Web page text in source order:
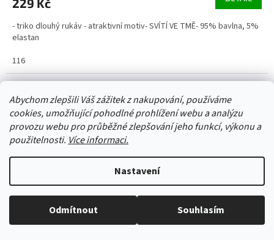
Abychom zlepšili Váš zážitek z nakupování, používáme
cookies, umožňující pohodlné prohlížení webu a analýzu
provozu webu pro průběžné zlepšování jeho funkcí, výkonu a
použitelnosti. Více informaci.
Nastavení
Odmítnout Souhlasím
229 Kč
- triko dlouhý rukáv - atraktivní motiv- SVÍTÍ VE TMĚ- 95% bavlna, 5%
elastan
116